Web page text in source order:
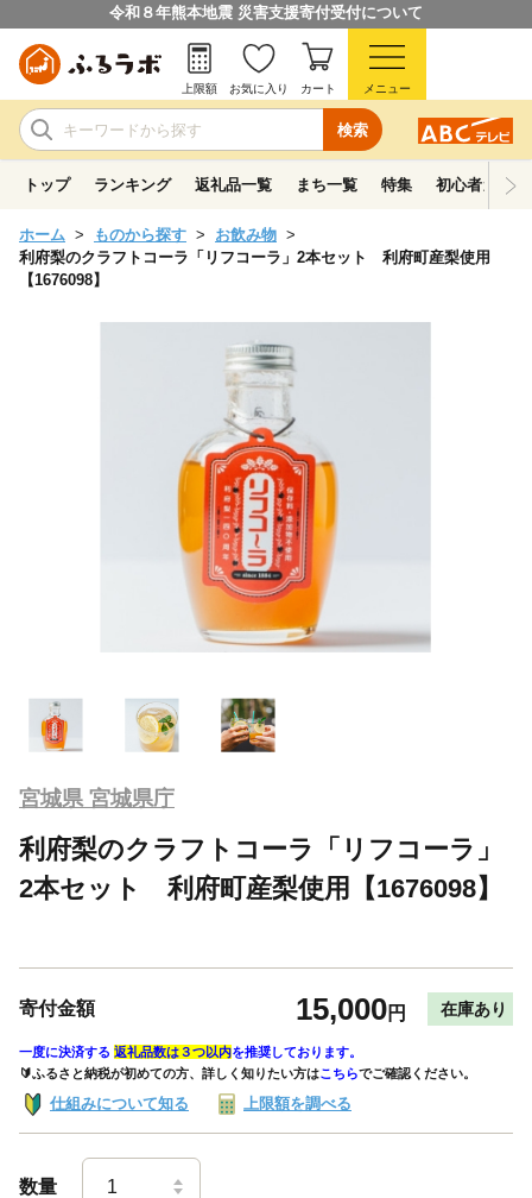
令和８年熊本地震 災害支援寄付受付について
検索
上限額 お気に入り カート メニュー
トップ ランキング 返礼品一覧 まち一覧 特集 初心者ガイド
ホーム ものから探す
お飲み物
利府梨のクラフトコーラ「リフコーラ」2本セット 利府町産梨使用
【1676098】
宮城県 宮城県庁
利府梨のクラフトコーラ「リフコーラ」
2本セット 利府町産梨使用【1676098】
寄付金額 15,000円 在庫あり
一度に決済する 返礼品数は３つ以内を推奨しております。
🔰ふるさと納税が初めての方、詳しく知りたい方はこちらでご確認ください。
仕組みについて知る 上限額を調べる
数量